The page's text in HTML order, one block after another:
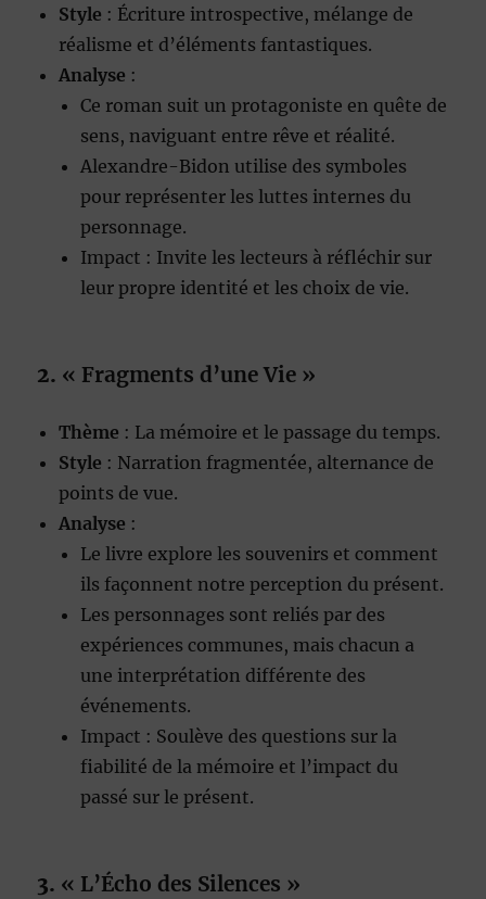
Style : Écriture introspective, mélange de
réalisme et d’éléments fantastiques.
Analyse :
Ce roman suit un protagoniste en quête de
sens, naviguant entre rêve et réalité.
Alexandre-Bidon utilise des symboles
pour représenter les luttes internes du
personnage.
Impact : Invite les lecteurs à réfléchir sur
leur propre identité et les choix de vie.
2. « Fragments d’une Vie »
Thème : La mémoire et le passage du temps.
Style : Narration fragmentée, alternance de
points de vue.
Analyse :
Le livre explore les souvenirs et comment
ils façonnent notre perception du présent.
Les personnages sont reliés par des
expériences communes, mais chacun a
une interprétation différente des
événements.
Impact : Soulève des questions sur la
fiabilité de la mémoire et l’impact du
passé sur le présent.
3. « L’Écho des Silences »